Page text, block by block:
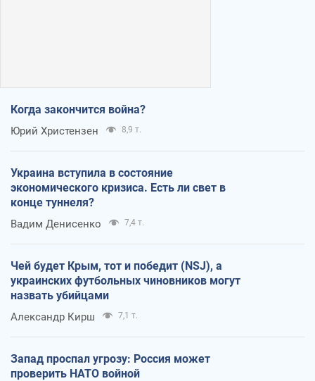
Когда закончится война?
Юрий Христензен 8,9 т.
Украина вступила в состояние
экономического кризиса. Есть ли свет в
конце туннеля?
Вадим Денисенко 7,4 т.
Чей будет Крым, тот и победит (NSJ), а
украинских футбольных чиновников могут
назвать убийцами
Александр Кирш 7,1 т.
Запад проспал угрозу: Россия может
проверить НАТО войной